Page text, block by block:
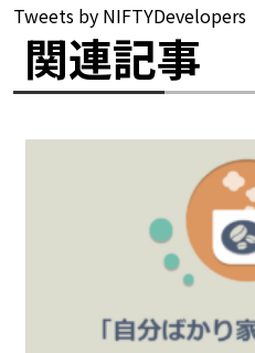
Tweets by NIFTYDevelopers
関連記事